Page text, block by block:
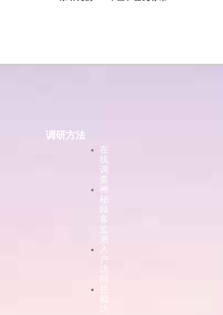
调研方法
在
线
调
查
神
秘
顾
客
监
测
入
户
访
问
拦
截
访